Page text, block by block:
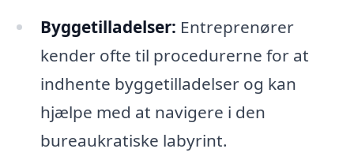
Byggetilladelser: Entreprenører
kender ofte til procedurerne for at
indhente byggetilladelser og kan
hjælpe med at navigere i den
bureaukratiske labyrint.